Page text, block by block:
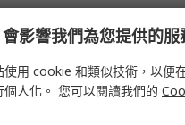
商存貨
K Hook Up Wire, 1
影響我們為您提供的服
使用 cookie 和類似技術，以便
個人化。 您可以閱讀我們的